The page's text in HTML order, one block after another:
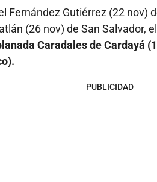
Fernández Gutiérrez (22 nov)
(26 nov) de San Salvador,
Caradales de Cardayá
PUBLICIDAD